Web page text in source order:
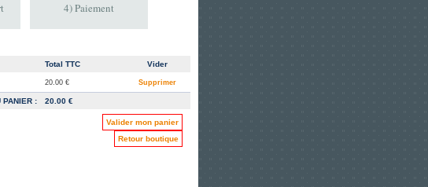
4) Paiement
Total TTC Vider
20.00 € Supprimer
PANIER : 20.00 €
Valider mon panier
Retour boutique